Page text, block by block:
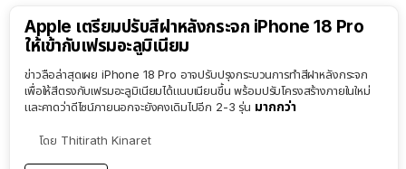
Apple เตรียมปรับสีฝาหลังกระจก iPhone 18 Pro
ให้เข้ากับเฟรมอะลูมิเนียม
ข่าวลือล่าสุดเผย iPhone 18 Pro อาจปรับปรุงกระบวนการทำสีฝาหลังกระจก
เพื่อให้สีตรงกับเฟรมอะลูมิเนียมได้แนบเนียนขึ้น พร้อมปรับโครงสร้างภายในใหม่
และคาดว่าดีไซน์ภายนอกจะยังคงเดิมไปอีก 2-3 รุ่น มากกว่า
โดย Thitirath Kinaret